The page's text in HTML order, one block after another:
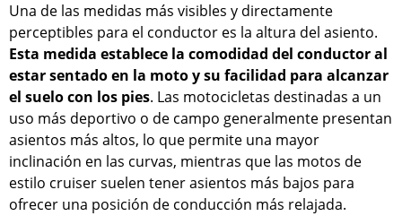
Una de las medidas más visibles y directamente
perceptibles para el conductor es la altura del asiento.
Esta medida establece la comodidad del conductor al
estar sentado en la moto y su facilidad para alcanzar
el suelo con los pies. Las motocicletas destinadas a un
uso más deportivo o de campo generalmente presentan
asientos más altos, lo que permite una mayor
inclinación en las curvas, mientras que las motos de
estilo cruiser suelen tener asientos más bajos para
ofrecer una posición de conducción más relajada.